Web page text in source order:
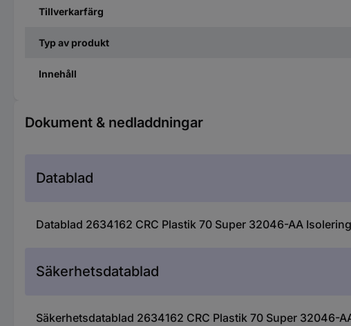
Tillverkarfärg
Typ av produkt
Innehåll
Dokument & nedladdningar
Datablad
Datablad 2634162 CRC Plastik 70 Super 32046-AA
Säkerhetsdatablad
Säkerhetsdatablad 2634162 CRC Plastik 70 Super 32046-